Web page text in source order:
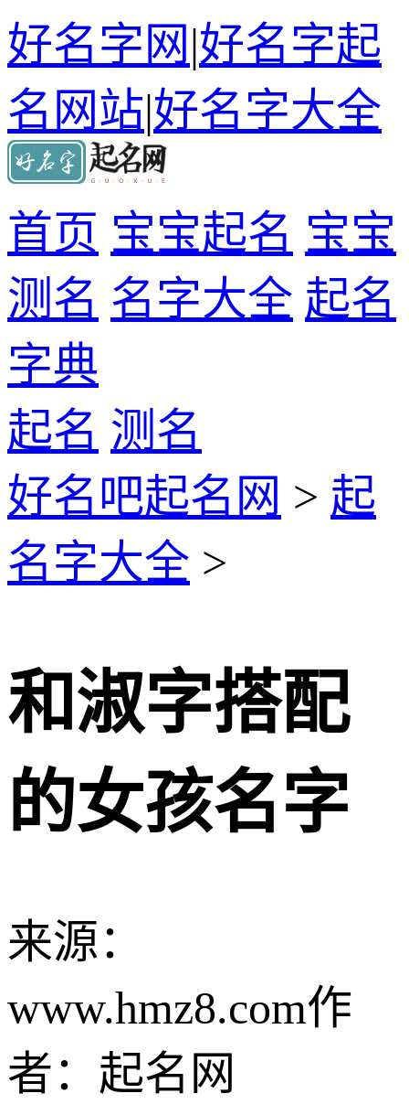
好名字网|好名字起
名网站|好名字大全
首页 宝宝起名 宝宝
测名 名字大全 起名
字典
起名 测名
好名吧起名网 > 起
名字大全 >
和淑字搭配
的女孩名字
来源：
www.hmz8.com作
者：起名网